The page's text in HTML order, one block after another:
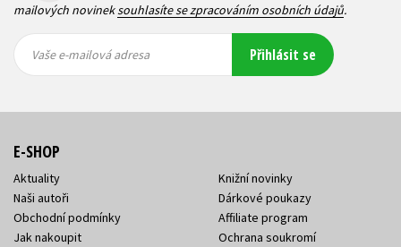
mailových novineksouhlasíte se zpracováním osobních údajů.
mailová
mailová
Vaše e-mailová adresa Přihlásit se
E-SHOP
Aktuality
Naši autoři
Obchodní podmínky
Jak nakoupit
Knižní novinky
Dárkové poukazy
Affiliate program
Ochrana soukromí